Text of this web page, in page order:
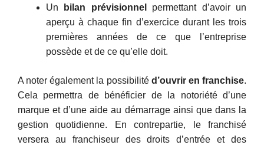
Un
bilan prévisionnel
permettant d’avoir un
aperçu à chaque fin d’exercice durant les trois
premières années de ce que l’entreprise
possède et de ce qu’elle doit.
A noter également la possibilité d’ouvrir en franchise.
Cela permettra de bénéficier de la notoriété d’une
marque et d’une aide au démarrage ainsi que dans la
gestion quotidienne. En contrepartie, le franchisé
versera au franchiseur des droits d’entrée et des